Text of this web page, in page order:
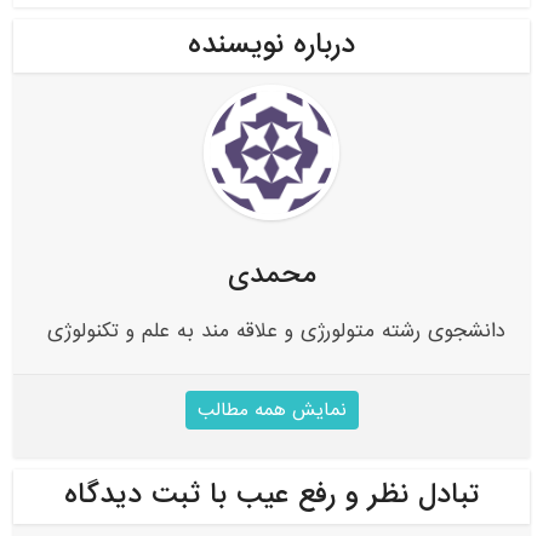
درباره نویسنده
محمدی
دانشجوی رشته متولورژی و علاقه مند به علم و تکنولوژی
نمایش همه مطالب
تبادل نظر و رفع عیب با ثبت دیدگاه